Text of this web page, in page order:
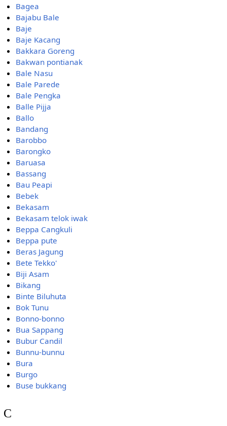
Bagea
Bajabu Bale
Baje
Baje Kacang
Bakkara Goreng
Bakwan pontianak
Bale Nasu
Bale Parede
Bale Pengka
Balle Pijja
Ballo
Bandang
Barobbo
Barongko
Baruasa
Bassang
Bau Peapi
Bebek
Bekasam
Bekasam telok iwak
Beppa Cangkuli
Beppa pute
Beras Jagung
Bete Tekko'
Biji Asam
Bikang
Binte Biluhuta
Bok Tunu
Bonno-bonno
Bua Sappang
Bubur Candil
Bunnu-bunnu
Bura
Burgo
Buse bukkang
C